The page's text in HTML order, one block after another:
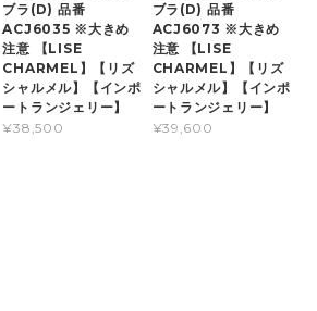
ブラ(D) 品番
ACJ6035 ※大きめ
注意 【LISE
CHARMEL】【リズ
シャルメル】【インポ
ートランジェリー】
¥38,500
ブラ(D) 品番
ACJ6073 ※大きめ
注意 【LISE
CHARMEL】【リズ
シャルメル】【インポ
ートランジェリー】
¥39,600